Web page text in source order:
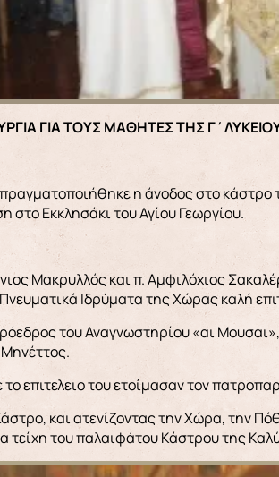
ΓΙΑ ΤΟΥΣ ΜΑΘΗΤΕΣ ΤΗΣ
η άνοδος στο
στο Εκκλησάκι του Αγίου Γεωργίου.
Μακρυλλός και π. Αμφιλόχιος
Ιδρύματα της Χώρας καλή
του Αναγνωστηρίου «αι
επιτελειο του ετοίμασαν τον
και ατενίζοντας την Χώρα, την
τείχη του παλαιφάτου Κάστρου της